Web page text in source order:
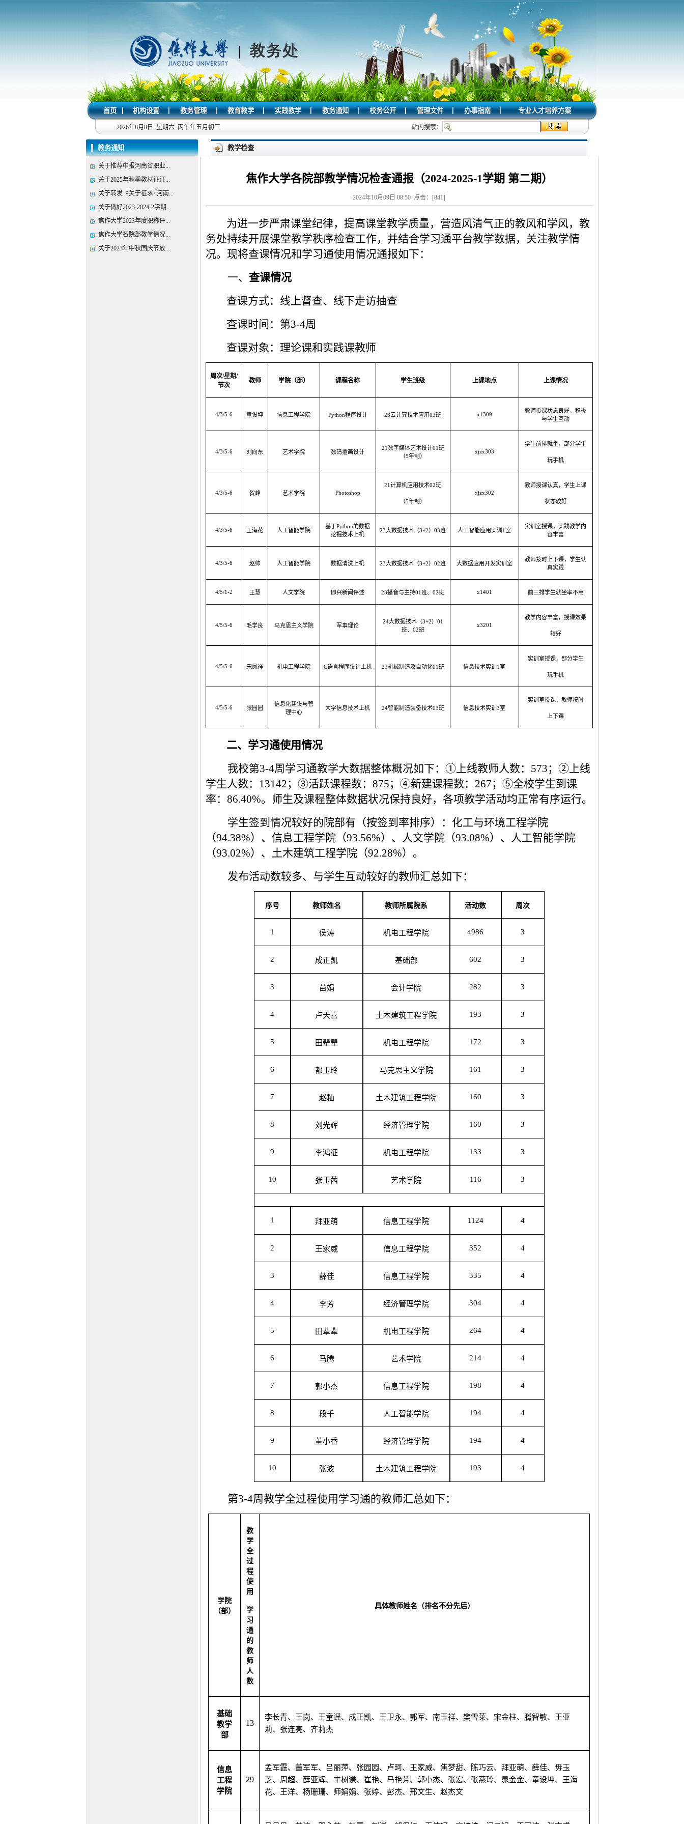
首页 | 机构设置 | 教务管理 | 教育教学 | 实践教学 | 教务通知 | 校务公开 | 管理文件 | 办事指南 | 专业人才培养方案
2026年8月8日 星期六 丙午年五月初三 站内搜索：
教务通知
关于推荐申报河南省职业...
关于2025年秋季教材征订...
关于转发《关于征求<河南...
关于做好2023-2024-2学期...
焦作大学2023年度职称评...
焦作大学各院部教学情况...
关于2023年中秋国庆节放...
教学检查
焦作大学各院部教学情况检查通报（2024-2025-1学期 第二期）
2024年10月09日 08:50 点击：[841]
为进一步严肃课堂纪律，提高课堂教学质量，营造风清气正的教风和学风，教
务处持续开展课堂教学秩序检查工作，并结合学习通平台教学数据，关注教学情
况。现将查课情况和学习通使用情况通报如下：
一、 查课情况
查课方式：线上督查、线下走访抽查
查课时间：第3-4周
查课对象：理论课和实践课教师
周次/星期/
节次
教师 学院 （部） 课程名称 学生班级 上课地点 上课情况
4/3/5-6 童设坤 信息工程学院 Python程序设计 23云计算技术应用03班 x1309
教师授课状态良好，积极
与学生互动
4/3/5-6 刘向东 艺术学院 数码插画设计
21数字媒体艺术设计01班
（5年制）
xjzx303
学生前排就坐，部分学生
玩手机
4/3/5-6 贺峰 艺术学院 Photoshop
21计算机应用技术02班
（5年制）
xjzx302
教师授课认真，学生上课
状态较好
4/3/5-6 王海花 人工智能学院
基于Python的数据
挖掘技术上机
23大数据技术（3+2）03班 人工智能应用实训 1室
实训室授课，实践教学内
容丰富
4/3/5-6 赵帅 人工智能学院 数据清洗上机 23大数据技术（3+2）02班 大数据应用开发实训室
教师按时上下课，学生认
真实践
4/5/1-2 王慧 人文学院 即兴新闻评述 23播音与主持01班、02班 x1401 前三排学生就坐率不高
4/5/5-6 毛学良 马克思主义学院 军事理论
24大数据技术（3+2）01
班、02班
x3201
教学内容丰富，授课效果
较好
4/5/5-6 宋凤祥 机电工程学院 C语言程序设计上机 23机械制造及自动化01班 信息技术实训 1室
实训室授课，部分学生
玩手机
4/5/5-6 张园园
信息化建设与管
理中心
大学信息技术上机 24智能制造装备技术03班 信息技术实训 3室
实训室授课，教师按时
上下课
二、学习通使用情况
我校第3-4周学习通教学大数据整体概况如下： ①上线教师人数： 573； ②上线
学生人数：
13142； ③活跃课程数： 875； ④新建课程数：267；⑤全校学生到课
率： 86.40%。师生及课程整体数据状况保持良好， 各项教学活动均正常有序运行。
学生签到情况较好的院部有（按签到率排序）：化工与环境工程学院
（94.38%）、信息工程学院（93.56%）、人文学院（93.08%）、人工智能学院
（93.02%）、土木建筑工程学院（92.28%）。
发布活动数较多、与学生互动较好的教师汇总如下：
序号 教师姓名 教师所属院系 活动数 周次
1 侯涛 机电工程学院 4986 3
2 成正凯 基础部 602 3
3 苗娟 会计学院 282 3
4 卢天喜 土木建筑工程学院 193 3
5 田辈辈 机电工程学院 172 3
6 都玉玲 马克思主义学院 161 3
7 赵籼 土木建筑工程学院 160 3
8 刘光辉 经济管理学院 160 3
9 李鸿征 机电工程学院 133 3
10 张玉茜 艺术学院 116 3
1 拜亚萌 信息工程学院 1124 4
2 王家威 信息工程学院 352 4
3 薛佳 信息工程学院 335 4
4 李芳 经济管理学院 304 4
5 田辈辈 机电工程学院 264 4
6 马腾 艺术学院 214 4
7 郭小杰 信息工程学院 198 4
8 段千 人工智能学院 194 4
9 董小香 经济管理学院 194 4
10 张波 土木建筑工程学院 193 4
第3-4周教学全过程使用学习通的教师汇总如下：
学院
（部）
教
学
全
过
程
使
用
学
习
通
的
教
师
人
数
具体教师姓名（排名不分先后）
基础
教学
部
13
李长青、 王岗、 王童谣、 成正凯、 王卫永、 郭军、 南玉祥、樊雪莱、宋金柱、腾智敏、王亚
莉、张连亮、齐莉杰
信息
工程
学院
29
孟军霞、 董军军、 吕丽萍、 张园园 、 卢珂、 王家威、 焦梦甜、 陈巧云、 拜亚萌、 薛佳、 毋玉
芝、 周超、 薛亚辉、 丰树谦、 崔艳、 马艳芳、 郭小杰、 张宏、 张燕玲、 晁金金、 童设坤、
王海
花、 王洋、 杨珊珊、 师娟娟、 张婷、 彭杰、 邢文生、 赵杰文